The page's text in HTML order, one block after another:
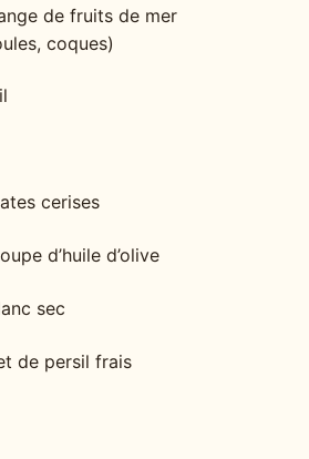
de fruits de mer
coques)
cerises
d’huile d’olive
sec
de persil frais